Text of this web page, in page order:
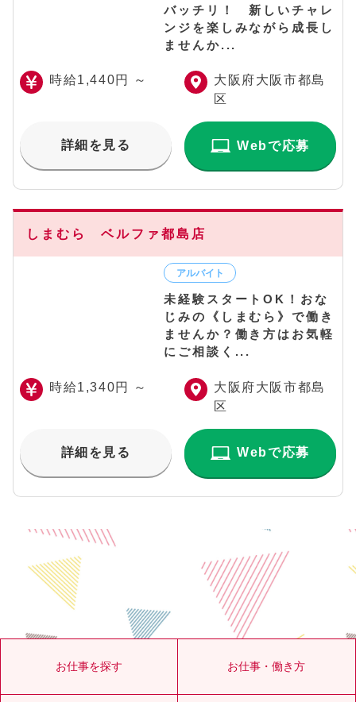
バッチリ！ 新しいチャレ
ンジを楽しみながら成長し
ませんか...
時給1,440円 ～
大阪府大阪市都島
区
詳細を見る Webで応募
しまむら ベルファ都島店
未経験スタートOK！おな
じみの《しまむら》で働き
ませんか？働き方はお気軽
にご相談く...
時給1,340円 ～
大阪府大阪市都島
区
詳細を見る Webで応募
お仕事を探す お仕事・働き方